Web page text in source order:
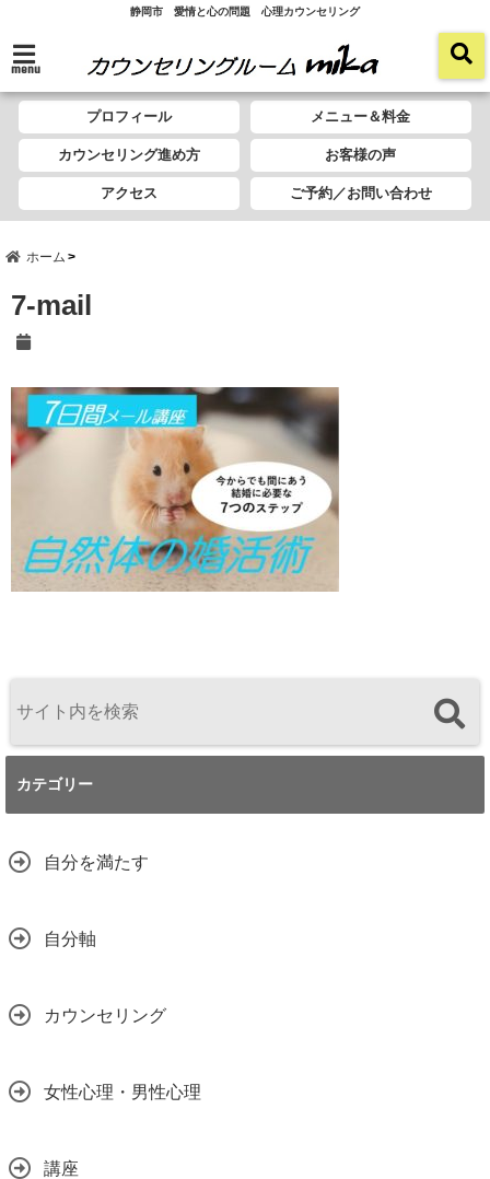
静岡市 愛情と心の問題 心理カウンセリング
menu
プロフィール メニュー＆料金
カウンセリング進め方 お客様の声
アクセス ご予約／お問い合わせ
ホーム
7-mail
カテゴリー
自分を満たす
自分軸
カウンセリング
女性心理・男性心理
講座